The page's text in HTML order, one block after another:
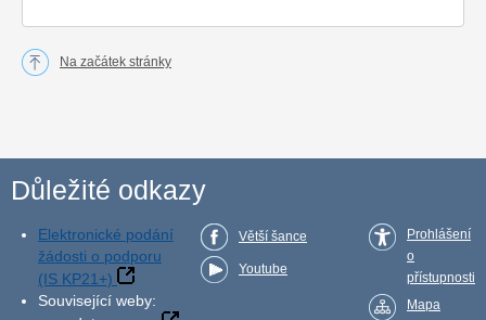
Na začátek stránky
Důležité odkazy
Elektronické podání
žádosti o podporu
(IS KP21+)
Související weby:
Větší šance
Youtube
Prohlášení
o
přístupnosti
Mapa